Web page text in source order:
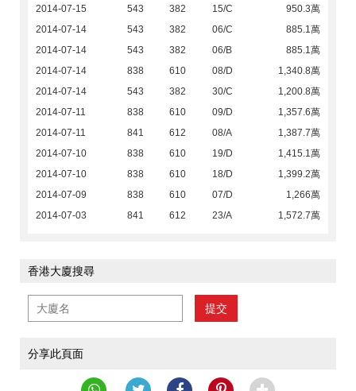
2014-07-15
543 382 15/C
950.3萬
2014-07-14
543 382 06/C
885.1萬
2014-07-14
543 382 06/B
885.1萬
2014-07-14
838 610 08/D
1,340.8萬
2014-07-14
543 382 30/C
1,200.8萬
2014-07-11
838 610 09/D
1,357.6萬
2014-07-11
841 612 08/A
1,387.7萬
2014-07-10
838 610 19/D
1,415.1萬
2014-07-10
838 610 18/D
1,399.2萬
2014-07-09
838 610 07/D
1,266萬
2014-07-03
841 612 23/A 1,572.7萬
香港大廈搜尋
提交
分享此頁面